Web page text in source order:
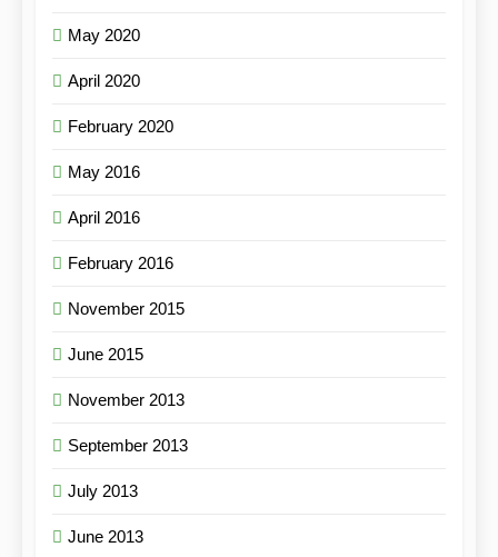
May 2020
April 2020
February 2020
May 2016
April 2016
February 2016
November 2015
June 2015
November 2013
September 2013
July 2013
June 2013